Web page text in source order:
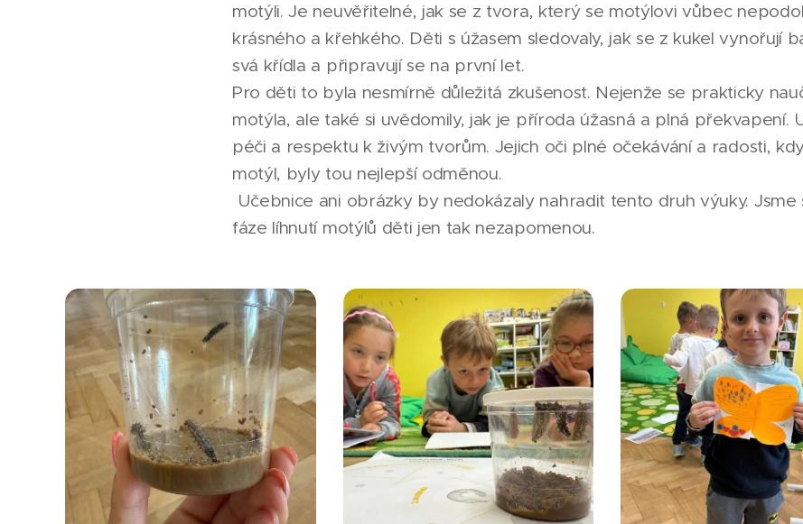
motýli. Je neuvěřitelné, jak se z tvora, který se motýlovi vůbec
krásného a křehkého. Děti s úžasem sledovaly, jak se z kukel vynořují
svá křídla a připravují se na první let.
Pro děti to byla nesmírně důležitá zkušenost. Nejenže se prakticky
motýla, ale také si uvědomily, jak je příroda úžasná a plná překvapení.
péči a respektu k živým tvorům. Jejich oči plné očekávání a radosti,
motýl, byly tou nejlepší odměnou.
Učebnice ani obrázky by nedokázaly nahradit tento druh výuky. Jsme
fáze líhnutí motýlů děti jen tak nezapomenou.